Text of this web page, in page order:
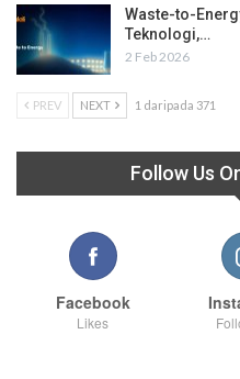
Waste-to-
Teknologi,…
2 Feb 2026
PREV NEXT 1 daripada 371
Follow Us
Facebook
Likes